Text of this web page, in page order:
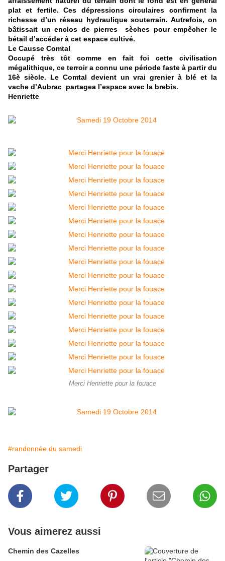
plat et fertile. Ces dépressions circulaires confirment la
richesse d’un réseau hydraulique souterrain. Autrefois, on
bâtissait un enclos de pierres sèches pour empêcher le
bétail d’accéder à cet espace cultivé.
Le Causse Comtal
Occupé très tôt comme en fait foi cette civilisation
mégalithique, ce terroir a connu une période faste à partir du
16è siècle. Le Comtal devient un vrai grenier à blé et la
vache d’Aubrac partagea l’espace avec la brebis.
Henriette
Merci Henriette pour la fouace
#randonnée du samedi
Partager
Vous aimerez aussi
Chemin des Cazelles